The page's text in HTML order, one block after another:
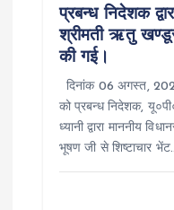
प्रबन्ध निदेशक
श्रीमती ऋतु
की गई।
दिनांक 06 अगस्त,
को प्रबन्ध निदेशक,
ध्यानी द्वारा माननीय
भूषण जी से शिष्टाचार